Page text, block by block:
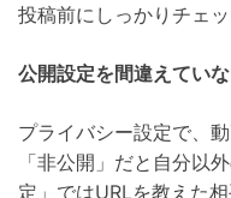
投稿前にしっかりチェ
公開設定を間違えてい
プライバシー設定で、
「非公開」だと自分以
定」ではURLを教えた